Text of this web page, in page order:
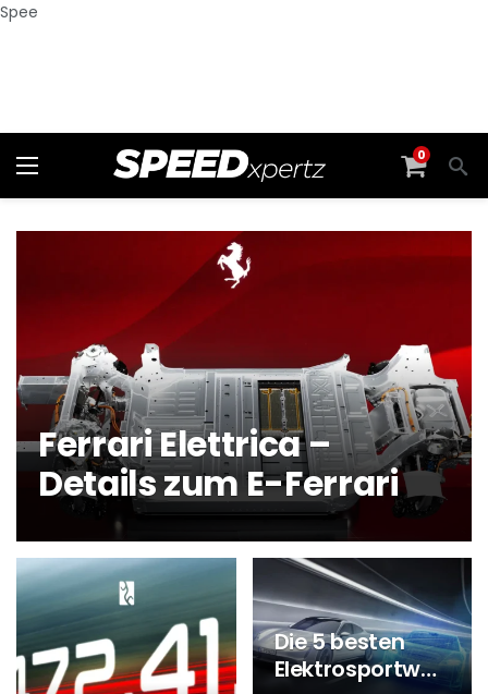
Spee
0
Ferrari Elettrica –
Details zum E-Ferrari
Die 5 besten
Elektrosportwa